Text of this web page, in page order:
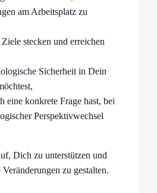
am Arbeitsplatz zu
stecken und erreichen
Sicherheit in Dein
eine konkrete Frage hast, bei
Perspektivwechsel
Dich zu unterstützen und
zu gestalten.